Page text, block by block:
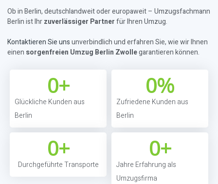
Ob in Berlin, deutschlandweit oder europaweit – Umzugsfachmann
Berlin ist Ihrzuverlässiger Partnerfür Ihren Umzug.
Kontaktieren Sie unsunverbindlich und erfahren Sie, wie wir Ihnen
einen sorgenfreien Umzug Berlin Zwollegarantieren können.
Glückliche Kunden aus
Berlin
0+
Zufriedene Kunden aus
Berlin
0%
Durchgeführte Transporte
0+
Jahre Erfahrung als
Umzugsfirma
0+